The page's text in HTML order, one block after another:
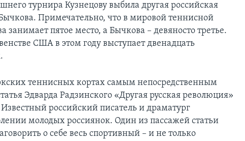
турнира Кузнецову выбила другая российская
Примечательно, что в мировой теннисной
занимает пятое место, а Бычкова – девяносто третье.
США в этом году выступает двенадцать
теннисных кортах самым непосредственным
Эдварда Радзинского «Другая русская революция»
Известный российский писатель и драматург
молодых россиянок. Один из пассажей статьи
о себе весь спортивный – и не только